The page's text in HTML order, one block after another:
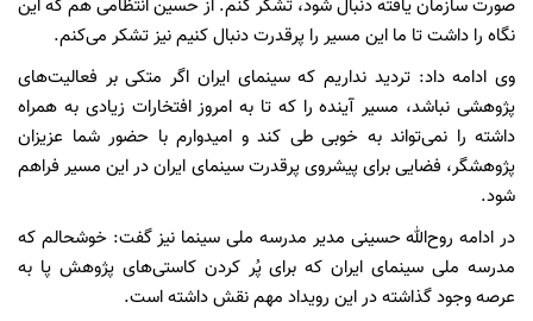
صورت سازمان یافته دنبال شود، تشکر کنم. از حسین انتظامی هم که این
نگاه را داشت تا ما این مسیر را پرقدرت دنبال کنیم نیز تشکر می‌کنم.
وی ادامه داد: تردید نداریم که سینمای ایران اگر متکی‌ بر فعالیت‌های
پژوهشی نباشد، مسیر آینده را که تا به امروز افتخارات زیادی به همراه
داشته را نمی‌تواند به خوبی طی کند و امیدوارم با حضور شما عزیزان
پژوهشگر، فضایی برای پیشروی پرقدرت سینمای ایران در این مسیر فراهم
شود.
در ادامه روح‌الله حسینی مدیر مدرسه ملی سینما نیز گفت: خوشحالم که
مدرسه ملی سینمای ایران که برای پُر کردن کاستی‌های پژوهش پا به
عرصه وجود گذاشته در این رویداد مهم نقش داشته است.